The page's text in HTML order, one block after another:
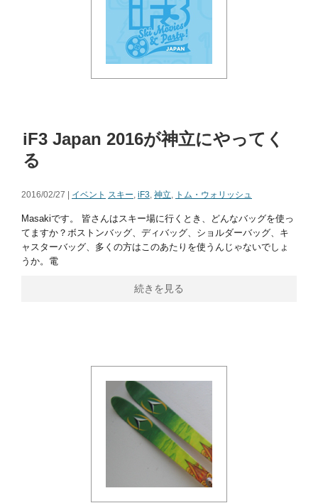
iF3 Japan 2016が神立にやってく
る
2016/02/27 | イベント スキー, iF3, 神立, トム・ウォリッシュ
Masakiです。 皆さんはスキー場に行くとき、どんなバッグを使っ
てますか？ボストンバッグ、ディバッグ、ショルダーバッグ、キ
ャスターバッグ、多くの方はこのあたりを使うんじゃないでしょ
うか。電
続きを見る